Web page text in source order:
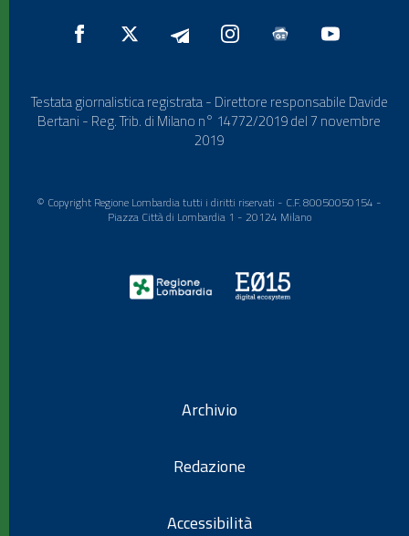
Testata giornalistica registrata - Direttore responsabile Davide
Bertani - Reg. Trib. di Milano n° 14772/2019 del 7 novembre
2019
© Copyright Regione Lombardia tutti i diritti riservati - C.F. 80050050154 -
Piazza Città di Lombardia 1 - 20124 Milano
Archivio
Redazione
Accessibilità